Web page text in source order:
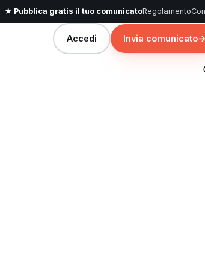
★ Pubblica gratis il tuo comunicatoRegolamento
Accedi Invia comunicato→